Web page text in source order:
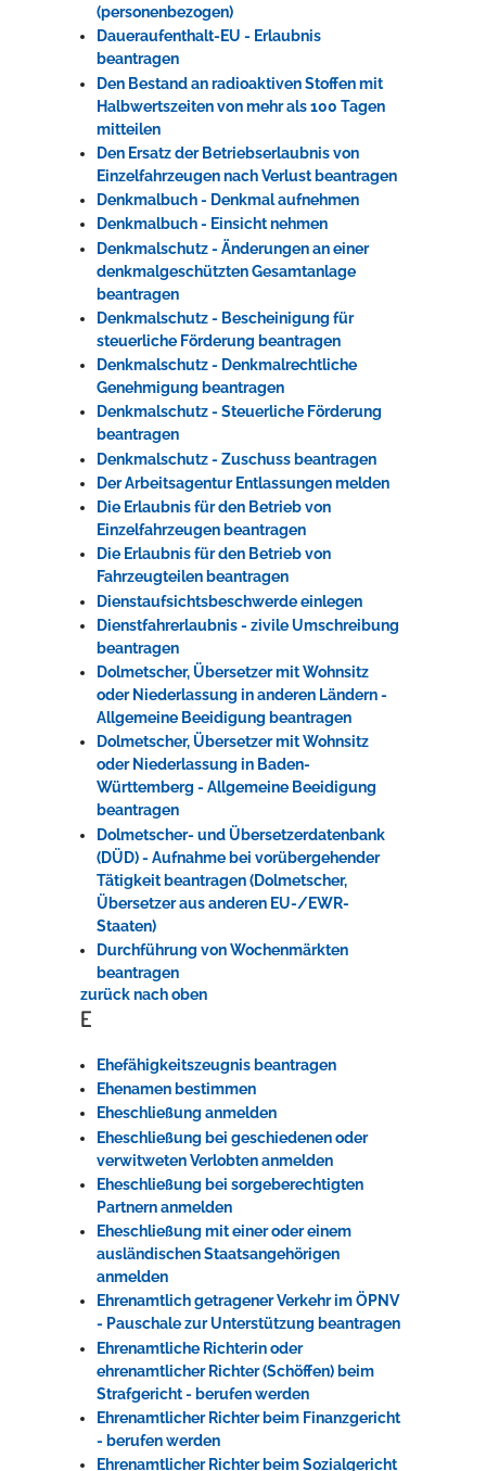
(personenbezogen)
Daueraufenthalt-EU - Erlaubnis
beantragen
Den Bestand an radioaktiven Stoffen mit
Halbwertszeiten von mehr als 100 Tagen
mitteilen
Den Ersatz der Betriebserlaubnis von
Einzelfahrzeugen nach Verlust beantragen
Denkmalbuch - Denkmal aufnehmen
Denkmalbuch - Einsicht nehmen
Denkmalschutz - Änderungen an einer
denkmalgeschützten Gesamtanlage
beantragen
Denkmalschutz - Bescheinigung für
steuerliche Förderung beantragen
Denkmalschutz - Denkmalrechtliche
Genehmigung beantragen
Denkmalschutz - Steuerliche Förderung
beantragen
Denkmalschutz - Zuschuss beantragen
Der Arbeitsagentur Entlassungen melden
Die Erlaubnis für den Betrieb von
Einzelfahrzeugen beantragen
Die Erlaubnis für den Betrieb von
Fahrzeugteilen beantragen
Dienstaufsichtsbeschwerde einlegen
Dienstfahrerlaubnis - zivile Umschreibung
beantragen
Dolmetscher, Übersetzer mit Wohnsitz
oder Niederlassung in anderen Ländern -
Allgemeine Beeidigung beantragen
Dolmetscher, Übersetzer mit Wohnsitz
oder Niederlassung in Baden-
Württemberg - Allgemeine Beeidigung
beantragen
Dolmetscher- und Übersetzerdatenbank
(DÜD) - Aufnahme bei vorübergehender
Tätigkeit beantragen (Dolmetscher,
Übersetzer aus anderen EU-/EWR-
Staaten)
Durchführung von Wochenmärkten
beantragen
zurück nach oben
E
Ehefähigkeitszeugnis beantragen
Ehenamen bestimmen
Eheschließung anmelden
Eheschließung bei geschiedenen oder
verwitweten Verlobten anmelden
Eheschließung bei sorgeberechtigten
Partnern anmelden
Eheschließung mit einer oder einem
ausländischen Staatsangehörigen
anmelden
Ehrenamtlich getragener Verkehr im ÖPNV
- Pauschale zur Unterstützung beantragen
Ehrenamtliche Richterin oder
ehrenamtlicher Richter (Schöffen) beim
Strafgericht - berufen werden
Ehrenamtlicher Richter beim Finanzgericht
- berufen werden
Ehrenamtlicher Richter beim Sozialgericht